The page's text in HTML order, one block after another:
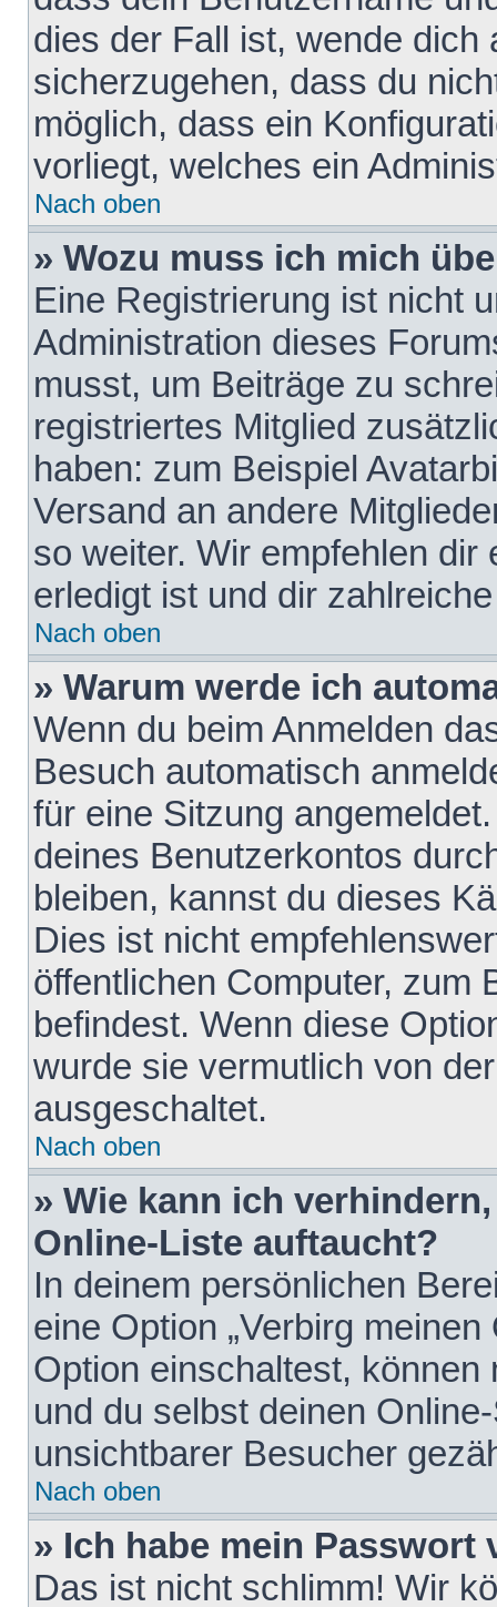
dies der Fall ist, wende dich
sicherzugehen, dass du
möglich, dass ein
vorliegt, welches ein
Nach oben
» Wozu muss ich mich
Eine Registrierung ist nicht
Administration dieses
musst, um Beiträge zu
registriertes Mitglied
haben: zum Beispiel
Versand an andere
so weiter. Wir empfehlen
erledigt ist und dir
Nach oben
» Warum werde ich
Wenn du beim Anmelden
Besuch automatisch
für eine Sitzung
deines Benutzerkontos
bleiben, kannst du dieses
Dies ist nicht
öffentlichen Computer, zum
befindest. Wenn diese
wurde sie vermutlich von
ausgeschaltet.
Nach oben
» Wie kann ich
Online-Liste auftaucht?
In deinem persönlichen
eine Option „Verbirg
Option einschaltest,
und du selbst deinen
unsichtbarer Besucher
Nach oben
» Ich habe mein Passwort
Das ist nicht schlimm! Wir